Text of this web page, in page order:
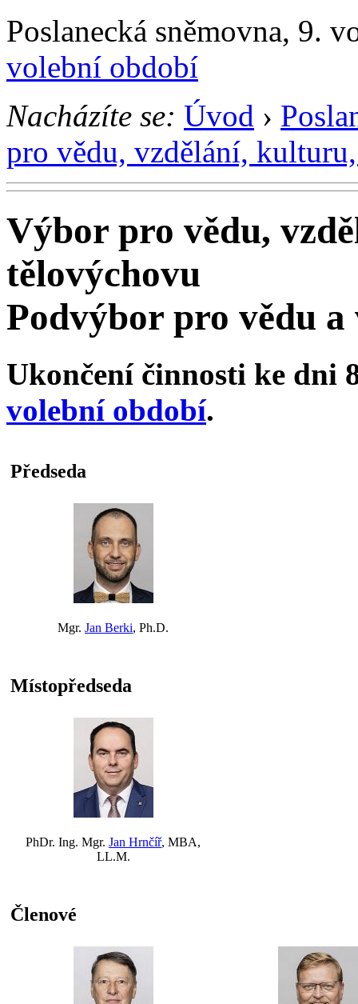
Poslanecká sněmovna, 9.
volební období
Nacházíte se: Úvod ›
pro vědu, vzdělání,
Výbor pro vědu,
tělovýchovu
Podvýbor pro vědu a
Ukončení činnosti ke dni
volební období.
Předseda
Mgr. Jan Berki, Ph.D.
Místopředseda
PhDr. Ing. Mgr. Jan Hrnčíř, MBA,
LL.M.
Členové